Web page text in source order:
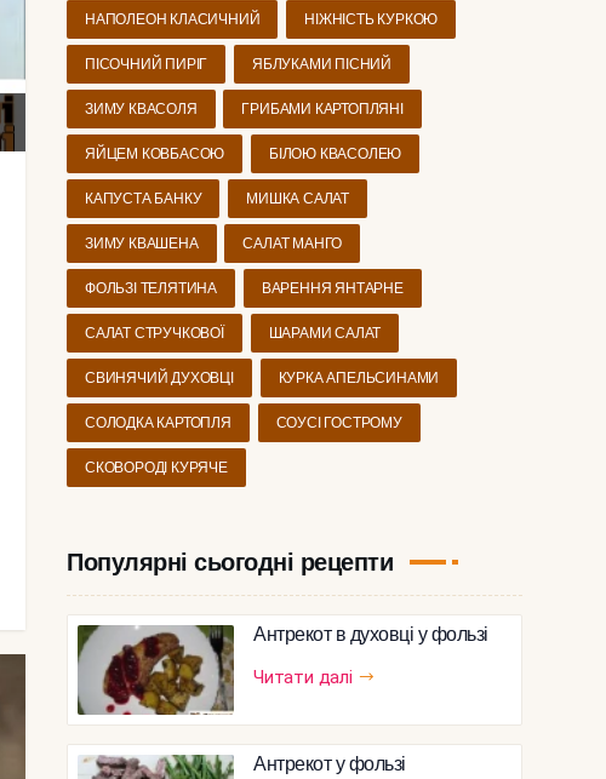
НАПОЛЕОН КЛАСИЧНИЙ НІЖНІСТЬ КУРКОЮ
ПІСОЧНИЙ ПИРІГ ЯБЛУКАМИ ПІСНИЙ
ЗИМУ КВАСОЛЯ ГРИБАМИ КАРТОПЛЯНІ
ЯЙЦЕМ КОВБАСОЮ БІЛОЮ КВАСОЛЕЮ
КАПУСТА БАНКУ МИШКА САЛАТ
ЗИМУ КВАШЕНА САЛАТ МАНГО
ФОЛЬЗІ ТЕЛЯТИНА ВАРЕННЯ ЯНТАРНЕ
САЛАТ СТРУЧКОВОЇ ШАРАМИ САЛАТ
СВИНЯЧИЙ ДУХОВЦІ КУРКА АПЕЛЬСИНАМИ
СОЛОДКА КАРТОПЛЯ СОУСІ ГОСТРОМУ
СКОВОРОДІ КУРЯЧЕ
Популярні сьогодні рецепти
Антрекот в духовці у фользі
Читати далі
Антрекот у фользі